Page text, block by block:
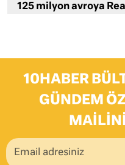
125 milyon avroya
10HABER
GÜNDEM